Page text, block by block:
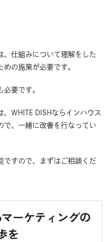
、仕組みについて理解をした
めの施策が必要です。
要です。
WHITE DISHならインハウス
で、一緒に改善を行なってい
ですので、まずはご相談くだ
ーケティングの
を